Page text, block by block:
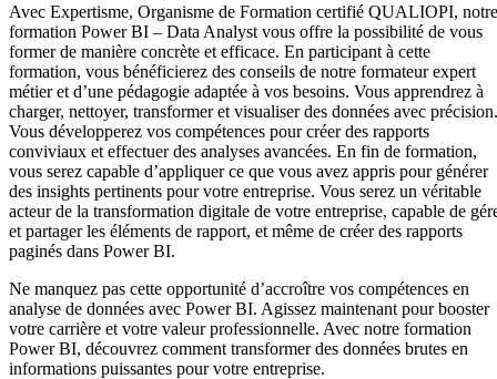
Avec Expertisme, Organisme de Formation certifié QUALIOPI, notre
formation Power BI – Data Analyst vous offre la possibilité de vous
former de manière concrète et efficace. En participant à cette
formation, vous bénéficierez des conseils de notre formateur expert
métier et d’une pédagogie adaptée à vos besoins. Vous apprendrez à
charger, nettoyer, transformer et visualiser des données avec précision.
Vous développerez vos compétences pour créer des rapports
conviviaux et effectuer des analyses avancées. En fin de formation,
vous serez capable d’appliquer ce que vous avez appris pour générer
des insights pertinents pour votre entreprise. Vous serez un véritable
acteur de la transformation digitale de votre entreprise, capable de
et partager les éléments de rapport, et même de créer des rapports
paginés dans Power BI.
Ne manquez pas cette opportunité d’accroître vos compétences en
analyse de données avec Power BI. Agissez maintenant pour booster
votre carrière et votre valeur professionnelle. Avec notre formation
Power BI, découvrez comment transformer des données brutes en
informations puissantes pour votre entreprise.